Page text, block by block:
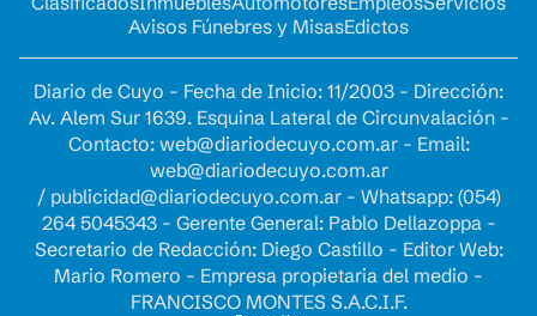
Avisos Fúnebres y MisasEdictos
Diario de Cuyo - Fecha de Inicio: 11/2003 - Dirección:
Av. Alem Sur 1639. Esquina Lateral de Circunvalación -
Contacto: web@diariodecuyo.com.ar- Email:
web@diariodecuyo.com.ar
/ publicidad@diariodecuyo.com.ar- Whatsapp: (054)
264 5045343 - Gerente General: Pablo Dellazoppa -
Secretario de Redacción: Diego Castillo - Editor Web:
Mario Romero - Empresa propietaria del medio -
FRANCISCO MONTES S.A.C.I.F.